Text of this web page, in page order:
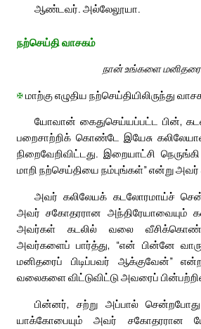
ஆண்டவர். அல்லேலூயா.
நற்செய்தி வாசகம்
நான் உங்களை
✠மாற்கு எழுதிய நற்செய்தியிலிருந்து
யோவான் கைதுசெய்யப்பட்ட பின்,
பறைசாற்றிக் கொண்டே இயேசு
நிறைவேறிவிட்டது. இறையாட்சி
மாறி நற்செய்தியை நம்புங்கள்” என்று அவர்
அவர் கலிலேயக் கடலோரமாய்ச்
அவர் சகோதரரான அந்திரேயாவையும்
அவர்கள் கடலில் வலை
அவர்களைப் பார்த்து, “என் பின்னே
மனிதரைப் பிடிப்பவர் ஆக்குவேன்”
வலைகளை விட்டுவிட்டு அவரைப்
பின்னர், சற்று அப்பால்
யாக்கோபையும் அவர் சகோதரரான